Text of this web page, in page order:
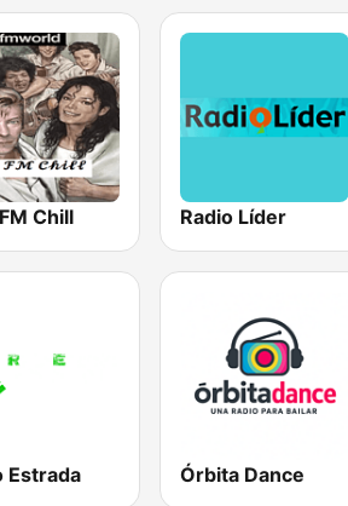
Chill Radio Líder
Estrada Órbita Dance